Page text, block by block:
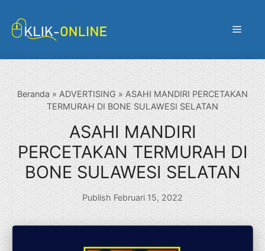
Menu
Beranda » ADVERTISING » ASAHI MANDIRI PERCETAKAN
TERMURAH DI BONE SULAWESI SELATAN
ASAHI MANDIRI
PERCETAKAN TERMURAH DI
BONE SULAWESI SELATAN
Publish Februari 15, 2022